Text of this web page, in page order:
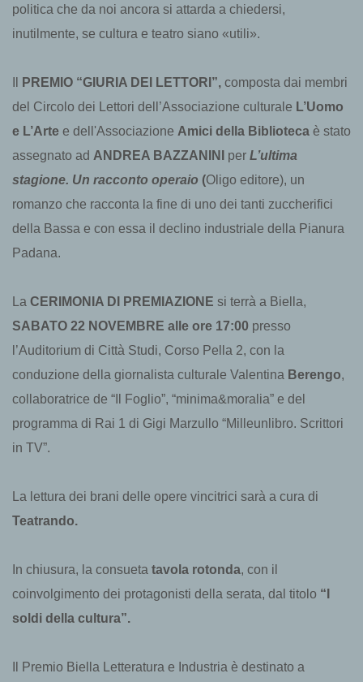
politica che da noi ancora si attarda a chiedersi,
inutilmente, se cultura e teatro siano «utili».
PREMIO “GIURIA DEI LETTORI”, composta dai membri
del Circolo dei Lettori dell’Associazione culturale L’Uomo
e L’Arte e dell'Associazione Amici della Biblioteca è stato
assegnato ad ANDREA BAZZANINI per L’ultima
stagione. Un racconto operaio (Oligo editore), un
romanzo che racconta la fine di uno dei tanti zuccherifici
della Bassa e con essa il declino industriale della Pianura
Padana.
La CERIMONIA DI PREMIAZIONE si terrà a Biella,
SABATO 22 NOVEMBRE alle ore 17:00 presso
l’Auditorium di Città Studi, Corso Pella 2, con la
conduzione della giornalista culturale Valentina Berengo,
collaboratrice de “Il Foglio”, “minima&moralia” e del
programma di Rai 1 di Gigi Marzullo “Milleunlibro. Scrittori
in TV”.
La lettura dei brani delle opere vincitrici sarà a cura di
Teatrando.
In chiusura, la consueta tavola rotonda, con il
coinvolgimento dei protagonisti della serata, dal titolo “I
soldi della cultura”.
Il Premio Biella Letteratura e Industria è destinato a